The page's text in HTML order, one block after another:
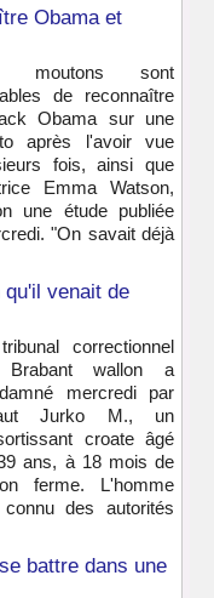
Obama et
moutons sont
de reconnaître
Obama sur une
après l'avoir vue
fois, ainsi que
Emma Watson,
une étude publiée
"On savait déjà
qu'il venait de
correctionnel
wallon a
mercredi par
Jurko M., un
croate âgé
ans, à 18 mois de
ferme. L'homme
des autorités
battre dans une